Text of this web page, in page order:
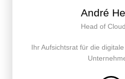
André
Head of
Ihr Aufsichtsrat für die